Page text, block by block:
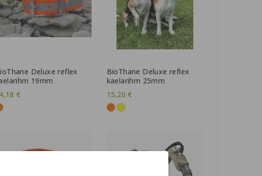
Deluxe reflex
19mm
€
BioThane Deluxe reflex
kaelarihm 25mm
15,20 €